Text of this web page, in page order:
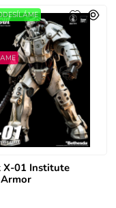
X-01 Institute